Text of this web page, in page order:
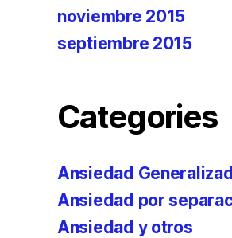
noviembre 2015
septiembre 2015
Categories
Ansiedad
Ansiedad por
Ansiedad y otros